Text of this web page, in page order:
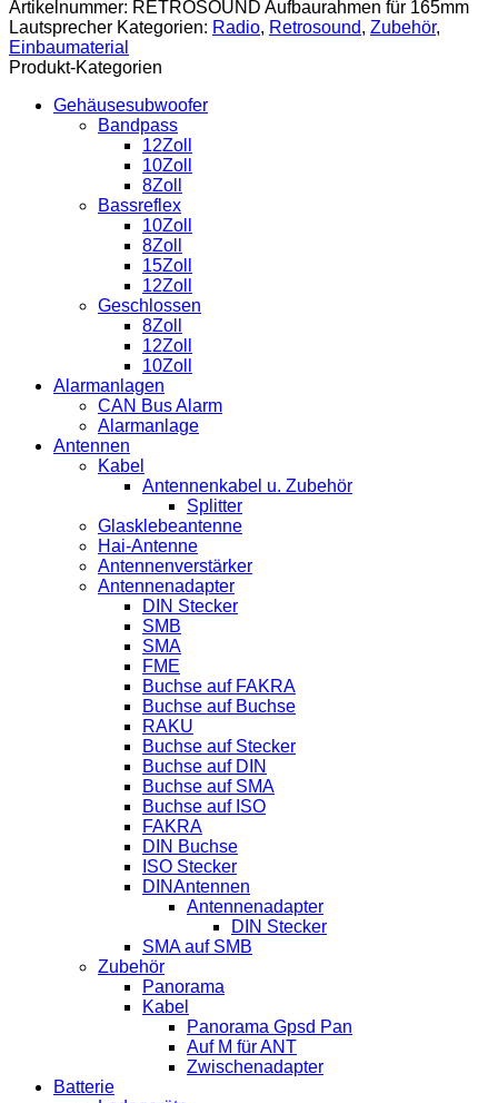
165mm
Lautsprecher
Menge
Artikelnummer: RETROSOUND Aufbaurahmen für 165mm
Lautsprecher Kategorien: Radio, Retrosound, Zubehör,
Einbaumaterial
Produkt-Kategorien
Gehäusesubwoofer
Bandpass
12Zoll
10Zoll
8Zoll
Bassreflex
10Zoll
8Zoll
15Zoll
12Zoll
Geschlossen
8Zoll
12Zoll
10Zoll
Alarmanlagen
CAN Bus Alarm
Alarmanlage
Antennen
Kabel
Antennenkabel u. Zubehör
Splitter
Glasklebeantenne
Hai-Antenne
Antennenverstärker
Antennenadapter
DIN Stecker
SMB
SMA
FME
Buchse auf FAKRA
Buchse auf Buchse
RAKU
Buchse auf Stecker
Buchse auf DIN
Buchse auf SMA
Buchse auf ISO
FAKRA
DIN Buchse
ISO Stecker
DINAntennen
Antennenadapter
DIN Stecker
SMA auf SMB
Zubehör
Panorama
Kabel
Panorama Gpsd Pan
Auf M für ANT
Zwischenadapter
Batterie